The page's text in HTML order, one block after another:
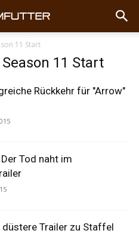
11 Start
11 Start
Rückkehr für "Arrow"
Tod naht im
düstere Trailer zu Staffel